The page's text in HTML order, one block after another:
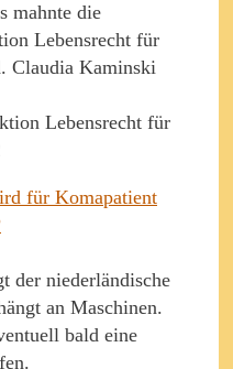
mahnte die
Lebensrecht für
Claudia Kaminski
Lebensrecht für
für Komapatient
der niederländische
an Maschinen.
bald eine